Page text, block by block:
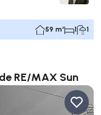
59 m² 1 1
RE/MAX Sun